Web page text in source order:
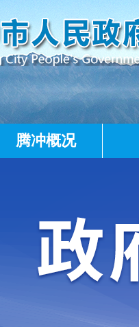
腾冲概况